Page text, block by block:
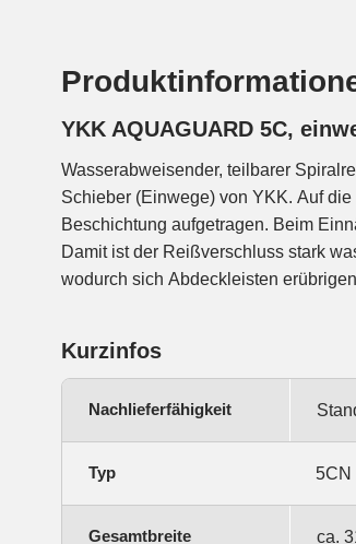
YKK AQUAGUARD 5C,
Wasserabweisender, teilbarer
Schieber (Einwege) von YKK. Auf
Beschichtung aufgetragen. Beim
Damit ist der Reißverschluss stark
wodurch sich Abdeckleisten
gespart werden kann. Wird oft bei
Mammut etc. eingesetzt. Kann auf die
verwechseln mit wasserdichten
Kurzinfos
Nachlieferfähigkeit
Typ 5CN
Gesamtbreite ca.